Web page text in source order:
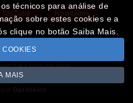
YouTube Novidades
IVA à taxa em vigor
2026
técnicos para análise de
sobre estes cookies e a
clique no botão Saiba Mais.
COOKIES
MAIS